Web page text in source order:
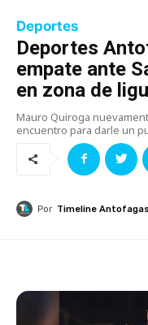
Deportes
Deportes
empate ante
en zona de
Mauro Quiroga
encuentro para darle un
Por Timeline